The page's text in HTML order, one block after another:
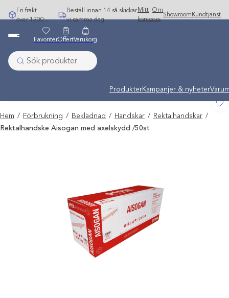
Hoppa
till
Fri frakt
över 1300:-
Beställ innan 14 så skickar
vi samma dag
Mitt
konto
Om
oss
Showroom Kundtjänst
Undermeny stängd: Varumärken
ProdukterKampanjer & nyheter
FavoriterOffertVarukorg
Hem / Förbrukning / Beklädnad / Handskar / Rektalhandskar /
Rektalhandske Aisogan med axelskydd /50st